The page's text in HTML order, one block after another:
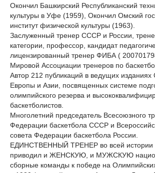
Окончил Башкирский Республиканский
культуры в Уфе (1959), Окончил Омский
институт физической культуры (1963).
Заслуженный тренер СССР и России,
категории, профессор, кандидат
лицензированный тренер ФИБА (
Мировой Ассоциации тренеров по
Автор 212 публикаций в ведущих изданиях
Европы и Азии, посвященных системе
олимпийского резерва и
баскетболистов.
Многолетний председатель Всесоюзного
Федерации баскетбола СССР и
совета Федерации баскетбола России.
ЕДИНСТВЕННЫЙ ТРЕНЕР во всей истории
приводил и ЖЕНСКУЮ, и МУЖСКУЮ
сборные команды к победе на